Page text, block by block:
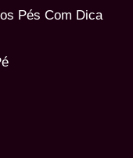
Pés Com Dica